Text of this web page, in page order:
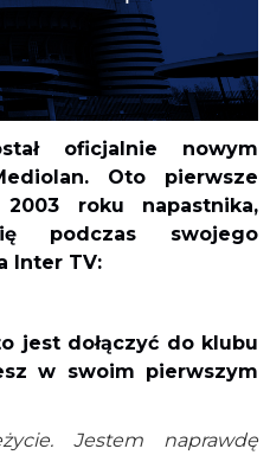
oficjalnie nowym
Oto pierwsze
roku napastnika,
podczas swojego
Inter TV:
jest dołączyć do klubu
w swoim pierwszym
Jestem naprawdę